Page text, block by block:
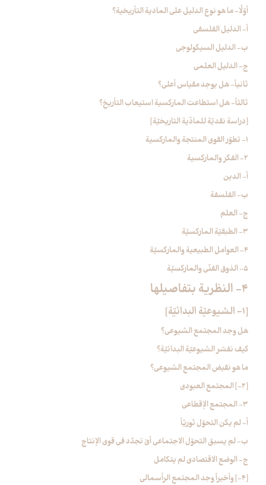
أوّلًا- ما هو نوع الدليل على المادية التأريخية؟
أ- الدليل الفلسفي
ب- الدليل السيكولوجي
ج- الدليل العلمي
ثانياً- هل يوجد مقياس أعلى؟
ثالثاً- هل استطاعت الماركسية استيعاب التأريخ؟
[دراسة نقديّة للمادّية التاريخيّة]
1- تطوّر القوى المنتجة والماركسية
2- الفكر والماركسية
أ- الدين
ب- الفلسفة
ج- العلم
3- الطبقيّة الماركسيّة
4- العوامل الطبيعية والماركسيّة
5- الذوق الفنّي والماركسيّة
4- النظرية بتفاصيلها
[1- الشيوعيّة البدائيّة]
هل وجد المجتمع الشيوعي؟
كيف نفسّر الشيوعيّة البدائيّة؟
ما هو نقيض المجتمع الشيوعي؟
[2-] المجتمع العبودي‏
3- المجتمع الإقطاعي‏
أ- لم يكن التحوّل ثوريّاً
ب- لم يسبق التحوّل الاجتماعي أيّ تجدّد في قوى الإنتاج
ج- الوضع الاقتصادي لم يتكامل
[4-] وأخيراً وجد المجتمع الرأسمالي‏